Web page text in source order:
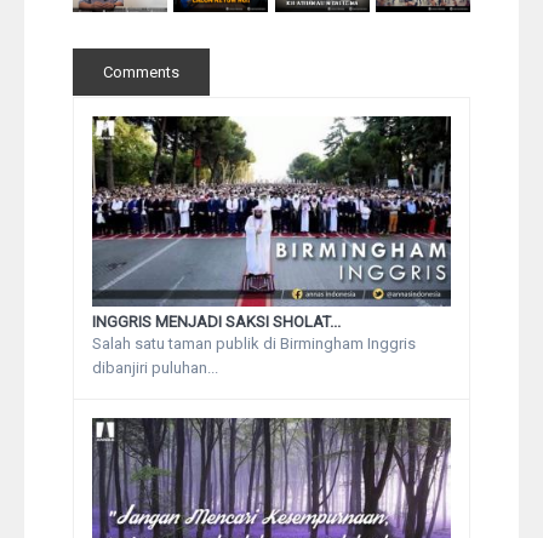
Comments
INGGRIS MENJADI SAKSI SHOLAT...
Salah satu taman publik di Birmingham Inggris
dibanjiri puluhan...